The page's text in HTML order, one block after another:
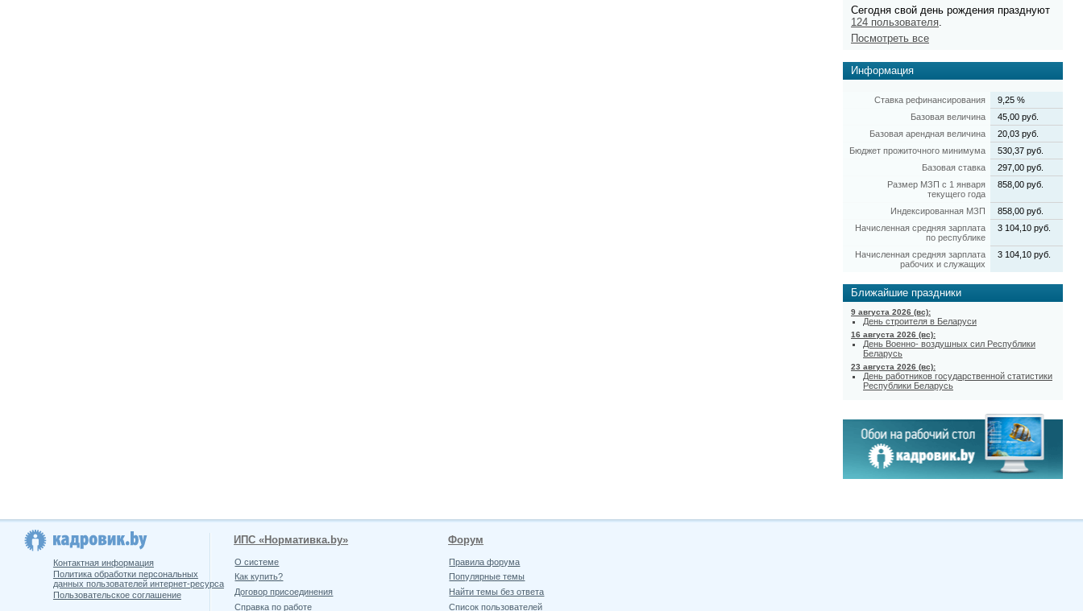
Сегодня свой день рождения празднуют
124 пользователя
Посмотреть все
Информация
Ставка рефинансирования
9,25 %
Базовая величина
45,00 руб.
Базовая арендная величина
20,03 руб.
Бюджет прожиточного минимума
530,37 руб.
Базовая ставка
297,00 руб.
Размер МЗП с 1 января
текущего года
858,00 руб.
Индексированная МЗП
858,00 руб.
Начисленная средняя зарплата
по республике
3 104,10 руб.
Начисленная средняя зарплата
рабочих и служащих
3 104,10 руб.
Ближайшие праздники
9 августа 2026 (вс):
День строителя в Беларуси
16 августа 2026 (вс):
День Военно- воздушных сил Республики
Беларусь
23 августа 2026 (вс):
День работников государственной статистики
Республики Беларусь
Контактная информация
Политика обработки персональных
данных пользователей интернет-ресурса
Пользовательское соглашение
ИПС «Нормативка.by»
О системе
Как купить?
Договор присоединения
Справка по работе
Форум
Правила форума
Популярные темы
Найти темы без ответа
Список пользователей